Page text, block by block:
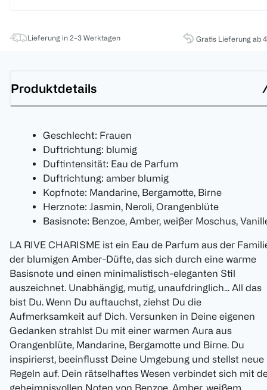
Lieferung in 2-3 Werktagen Gratis Lieferung ab
Produktdetails
Geschlecht: Frauen
Duftrichtung: blumig
Duftintensität: Eau de Parfum
Duftrichtung: amber blumig
Kopfnote: Mandarine, Bergamotte, Birne
Herznote: Jasmin, Neroli, Orangenblüte
Basisnote: Benzoe, Amber, weißer Moschus,
LA RIVE CHARISME ist ein Eau de Parfum aus der
der blumigen Amber-Düfte, das sich durch eine warme
Basisnote und einen minimalistisch-eleganten Stil
auszeichnet. Unabhängig, mutig, unaufdringlich... All das
bist Du. Wenn Du auftauchst, ziehst Du die
Aufmerksamkeit auf Dich. Versunken in Deine eigenen
Gedanken strahlst Du mit einer warmen Aura aus
Orangenblüte, Mandarine, Bergamotte und Birne. Du
inspirierst, beeinflusst Deine Umgebung und stellst neue
Regeln auf. Dein rätselhaftes Wesen verbindet sich mit
geheimnisvollen Noten von Benzoe, Amber, weißem